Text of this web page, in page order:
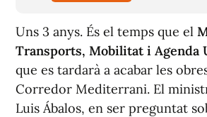
Uns 3 anys. És el temps que el
Transports, Mobilitat i Agenda
que es tardarà a acabar les
Corredor Mediterrani. El
Luis Ábalos, en ser preguntat